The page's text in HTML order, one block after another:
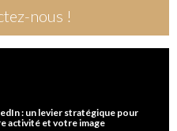
nous !
: un levier stratégique pour
activité et votre image